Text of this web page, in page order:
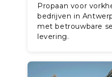
Propaan voor
bedrijven in
met betrouwbare
levering.